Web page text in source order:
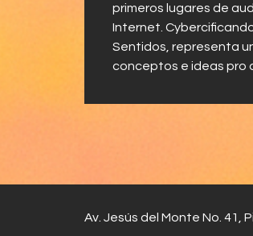
primeros lugares de
Internet.
Sentidos, representa
conceptos e ideas pro
Av. Jesús del Monte No. 41,